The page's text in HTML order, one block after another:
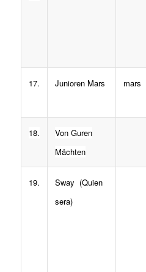
17. Junioren Mars mars
18.
Von Guren
Mächten
19.
Sway (Quien
sera)